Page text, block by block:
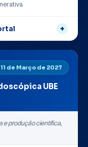
11 de Março de 2027
UBE
e produção científica,